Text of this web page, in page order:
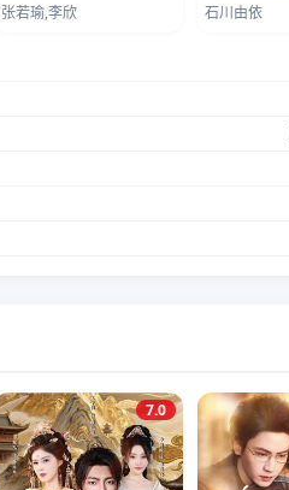
张若瑜,李欣 石川由依
7.0